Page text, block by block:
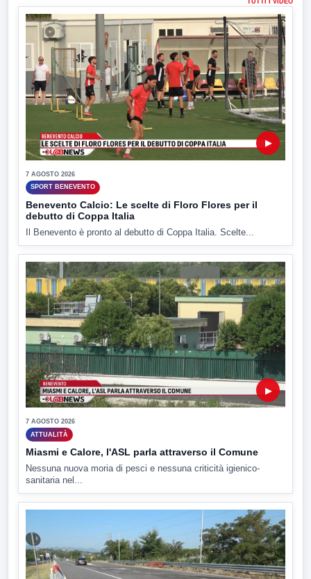
TUTTI I VIDEO
▶
7 AGOSTO 2026
SPORT BENEVENTO
Benevento Calcio: Le scelte di Floro Flores per il
debutto di Coppa Italia
Il Benevento è pronto al debutto di Coppa Italia. Scelte...
▶
7 AGOSTO 2026
ATTUALITÀ
Miasmi e Calore, l'ASL parla attraverso il Comune
Nessuna nuova moria di pesci e nessuna criticità igienico-
sanitaria nel...